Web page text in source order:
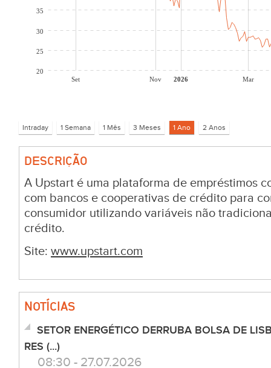
Set Nov 2026 Mar
20
25
30
35
DESCRIÇÃO
A Upstart é uma plataforma de empréstimos
com bancos e cooperativas de crédito para
consumidor utilizando variáveis não
crédito.
Site: www.upstart.com
NOTÍCIAS
SETOR ENERGÉTICO DERRUBA BOLSA DE
RES (...)
08:30 - 27.07.2026